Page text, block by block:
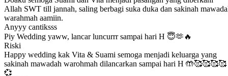
Allah SWT till jannah, saling berbagi suka duka dan sakinah
warahmah aamiin.
Anyyy cantiksss
Piy Wedding yaww, lancar luncurrr sampai hari H 😇🫶🔥
Riski
Happy wedding kak Vita & Suami semoga menjadi keluarga yang
sakinah mawadah warohmah dilancarkan sampai hari H 🤲🥰🥰🥰🥰
💞